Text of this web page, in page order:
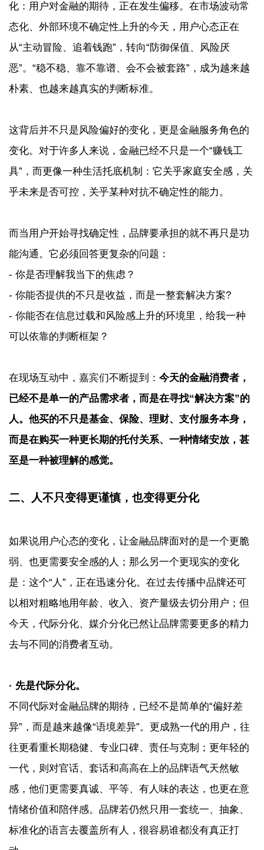
化：用户对金融的期待，正在发生偏移。在市场波动常
态化、外部环境不确定性上升的今天，用户心态正在
从“主动冒险、追着钱跑”，转向“防御保值、风险厌
恶”。“稳不稳、靠不靠谱、会不会被套路”，成为越来越
朴素、也越来越真实的判断标准。
这背后并不只是风险偏好的变化，更是金融服务角色的
变化。对于许多人来说，金融已经不只是一个“赚钱工
具”，而更像一种生活托底机制：它关乎家庭安全感，关
乎未来是否可控，关乎某种对抗不确定性的能力。
而当用户开始寻找确定性，品牌要承担的就不再只是功
能沟通。它必须回答更复杂的问题：
- 你是否理解我当下的焦虑？
- 你能否提供的不只是收益，而是一整套解决方案?
- 你能否在信息过载和风险感上升的环境里，给我一种
可以依靠的判断框架？
在现场互动中，嘉宾们不断提到： 今天的金融消费者，
已经不是单一的产品需求者，而是在寻找“解决方案”的
人。他买的不只是基金、保险、理财、支付服务本身，
而是在购买一种更长期的托付关系、一种情绪安放，甚
至是一种被理解的感觉。
二、人不只变得更谨慎，也变得更分化
如果说用户心态的变化，让金融品牌面对的是一个更脆
弱、也更需要安全感的人；那么另一个更现实的变化
是：这个“人”，正在迅速分化。在过去传播中品牌还可
以相对粗略地用年龄、收入、资产量级去切分用户；但
今天，代际分化、媒介分化已然让品牌需要更多的精力
去与不同的消费者互动。
· 先是代际分化。
不同代际对金融品牌的期待，已经不是简单的“偏好差
异”，而是越来越像“语境差异”。更成熟一代的用户，往
往更看重长期稳健、专业口碑、责任与克制；更年轻的
一代，则对官话、套话和高高在上的品牌语气天然敏
感，他们更需要真诚、平等、有人味的表达，也更在意
情绪价值和陪伴感。品牌若仍然只用一套统一、抽象、
标准化的语言去覆盖所有人，很容易谁都没有真正打